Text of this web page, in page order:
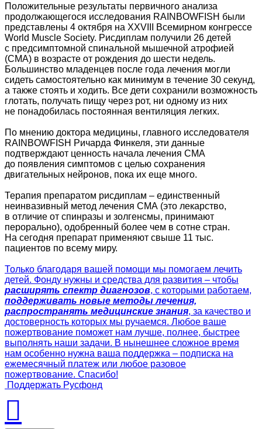
Положительные результаты первичного анализа
продолжающегося исследования RAINBOWFISH были
представлены 4 октября на XXVIII Всемирном конгрессе
World Muscle Society. Рисдиплам получили 26 детей
с предсимптомной спинальной мышечной атрофией
(СМА) в возрасте от рождения до шести недель.
Большинство младенцев после года лечения могли
сидеть самостоятельно как минимум в течение 30 секунд,
а также стоять и ходить. Все дети сохранили возможность
глотать, получать пищу через рот, ни одному из них
не понадобилась постоянная вентиляция легких.
По мнению доктора медицины, главного исследователя
RAINBOWFISH Ричарда Финкеля, эти данные
подтверждают ценность начала лечения СМА
до появления симптомов с целью сохранения
двигательных нейронов, пока их еще много.
Терапия препаратом рисдиплам – единственный
неинвазивный метод лечения СМА (это лекарство,
в отличие от спинразы и золгенсмы, принимают
перорально), одобренный более чем в сотне стран.
На сегодня препарат применяют свыше 11 тыс.
пациентов по всему миру.
Только благодаря вашей помощи мы помогаем лечить
детей. Фонду нужны и средства для развития – чтобы
расширять спектр диагнозов, с которыми работаем,
поддерживать новые методы лечения,
распространять медицинские знания, за качество и
достоверность которых мы ручаемся. Любое ваше
пожертвование поможет нам лучше, полнее, быстрее
выполнять наши задачи. В нынешнее сложное время
нам особенно нужна ваша поддержка – подписка на
ежемесячный платеж или любое разовое
пожертвование. Спасибо!
Поддержать Русфонд